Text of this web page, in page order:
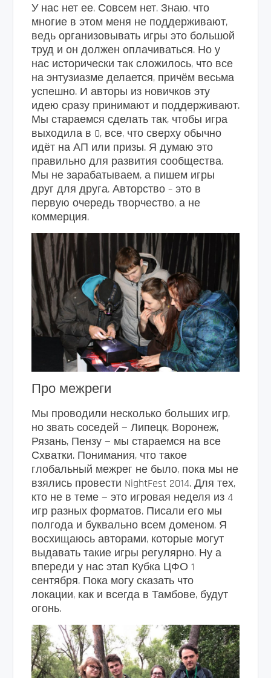
У нас нет ее. Совсем нет. Знаю, что
многие в этом меня не поддерживают,
ведь организовывать игры это большой
труд и он должен оплачиваться. Но у
нас исторически так сложилось, что все
на энтузиазме делается, причём весьма
успешно. И авторы из новичков эту
идею сразу принимают и поддерживают.
Мы стараемся сделать так, чтобы игра
выходила в 0, все, что сверху обычно
идёт на АП или призы. Я думаю это
правильно для развития сообщества.
Мы не зарабатываем, а пишем игры
друг для друга. Авторство – это в
первую очередь творчество, а не
коммерция.
Про межреги
Мы проводили несколько больших игр,
но звать соседей — Липецк, Воронеж,
Рязань, Пензу — мы стараемся на все
Схватки. Понимания, что такое
глобальный межрег не было, пока мы не
взялись провести NightFest 2014. Для тех,
кто не в теме — это игровая неделя из 4
игр разных форматов. Писали его мы
полгода и буквально всем доменом. Я
восхищаюсь авторами, которые могут
выдавать такие игры регулярно. Ну а
впереди у нас этап Кубка ЦФО 1
сентября. Пока могу сказать что
локации, как и всегда в Тамбове, будут
огонь.